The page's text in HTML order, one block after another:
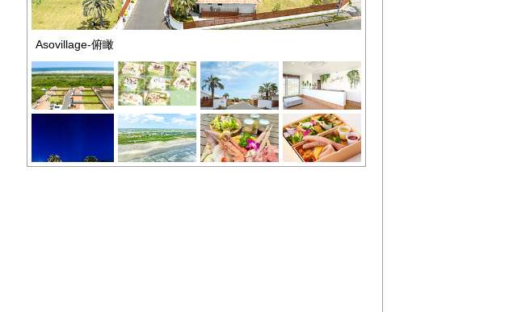
Asovillage-俯瞰